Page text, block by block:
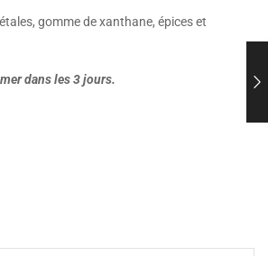
gomme de xanthane, épices et
dans les 3 jours.